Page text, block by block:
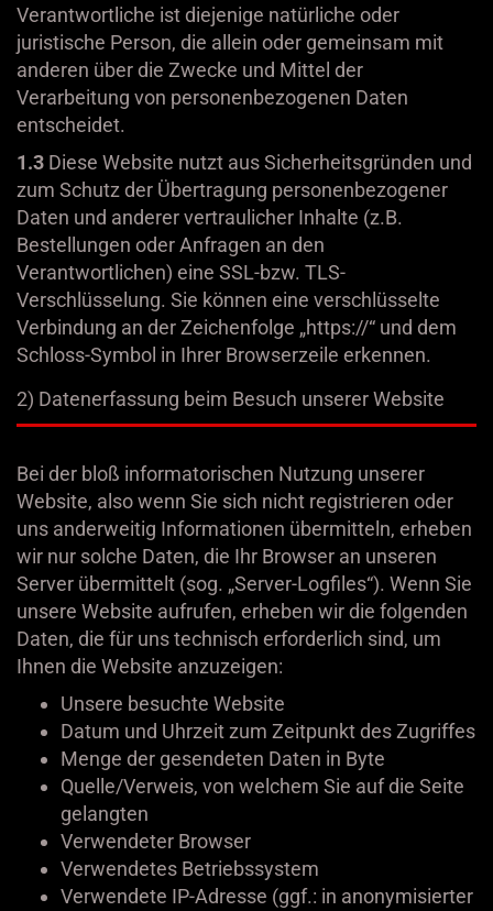
Verantwortliche ist diejenige natürliche oder
juristische Person, die allein oder gemeinsam mit
anderen über die Zwecke und Mittel der
Verarbeitung von personenbezogenen Daten
entscheidet.
1.3 Diese Website nutzt aus Sicherheitsgründen und
zum Schutz der Übertragung personenbezogener
Daten und anderer vertraulicher Inhalte (z.B.
Bestellungen oder Anfragen an den
Verantwortlichen) eine SSL-bzw. TLS-
Verschlüsselung. Sie können eine verschlüsselte
Verbindung an der Zeichenfolge „https://“ und dem
Schloss-Symbol in Ihrer Browserzeile erkennen.
2) Datenerfassung beim Besuch unserer Website
Bei der bloß informatorischen Nutzung unserer
Website, also wenn Sie sich nicht registrieren oder
uns anderweitig Informationen übermitteln, erheben
wir nur solche Daten, die Ihr Browser an unseren
Server übermittelt (sog. „Server-Logfiles“). Wenn Sie
unsere Website aufrufen, erheben wir die folgenden
Daten, die für uns technisch erforderlich sind, um
Ihnen die Website anzuzeigen:
Unsere besuchte Website
Datum und Uhrzeit zum Zeitpunkt des Zugriffes
Menge der gesendeten Daten in Byte
Quelle/Verweis, von welchem Sie auf die Seite
gelangten
Verwendeter Browser
Verwendetes Betriebssystem
Verwendete IP-Adresse (ggf.: in anonymisierter